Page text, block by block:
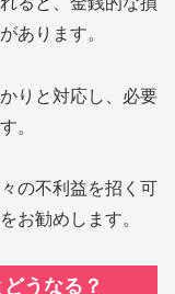
あります。
りと対応し、必要
。
の不利益を招く可
お勧めします。
うなる？